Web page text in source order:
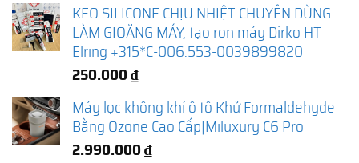
KEO SILICONE CHỊU NHIỆT CHUYÊN DÙNG
LÀM GIOĂNG MÁY, tạo ron máy Dirko HT
Elring +315*C-006.553-0039899820
250.000₫
Máy lọc không khí ô tô Khử Formaldehyde
Bằng Ozone Cao Cấp|Miluxury C6 Pro
2.990.000₫